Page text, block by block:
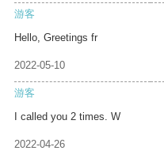
游客
Hello, Greetings fr
2022-05-10
游客
I called you 2 times. W
2022-04-26